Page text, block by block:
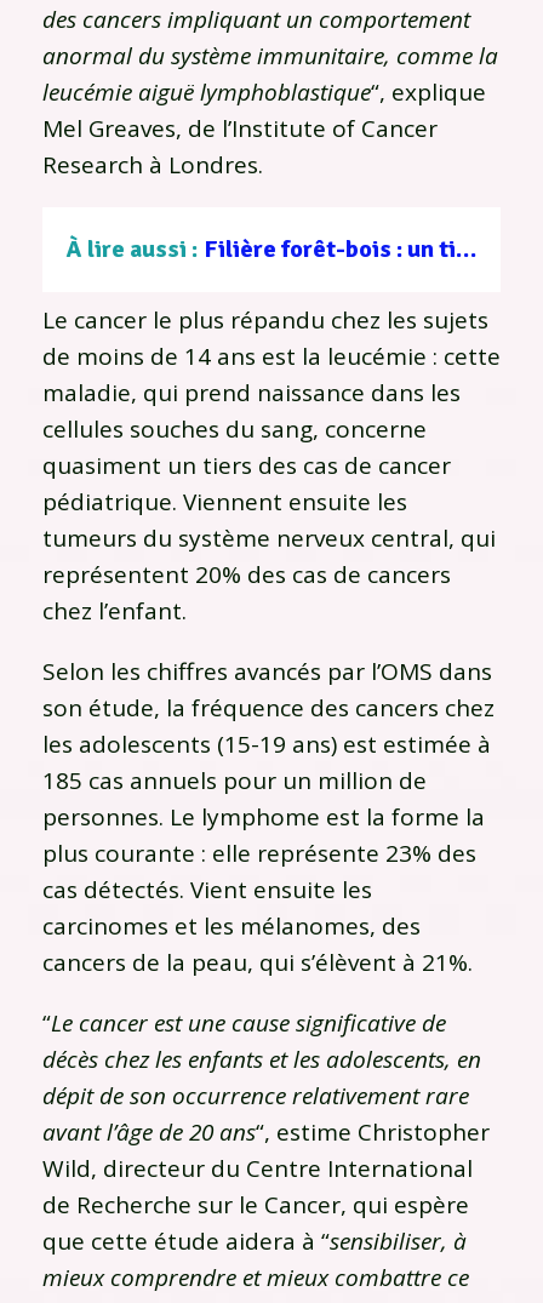
des cancers impliquant un comportement
anormal du système immunitaire, comme la
leucémie aiguë lymphoblastique“, explique
Mel Greaves, de l’Institute of Cancer
Research à Londres.
À lire aussi : Filière forêt-bois : un tissu d’entreprises au service d’une gestion durable
Le cancer le plus répandu chez les sujets
de moins de 14 ans est la leucémie : cette
maladie, qui prend naissance dans les
cellules souches du sang, concerne
quasiment un tiers des cas de cancer
pédiatrique. Viennent ensuite les
tumeurs du système nerveux central, qui
représentent 20% des cas de cancers
chez l’enfant.
Selon les chiffres avancés par l’OMS dans
son étude, la fréquence des cancers chez
les adolescents (15-19 ans) est estimée à
185 cas annuels pour un million de
personnes. Le lymphome est la forme la
plus courante : elle représente 23% des
cas détectés. Vient ensuite les
carcinomes et les mélanomes, des
cancers de la peau, qui s’élèvent à 21%.
“Le cancer est une cause significative de
décès chez les enfants et les adolescents, en
dépit de son occurrence relativement rare
avant l’âge de 20 ans“, estime Christopher
Wild, directeur du Centre International
de Recherche sur le Cancer, qui espère
que cette étude aidera à “sensibiliser, à
mieux comprendre et mieux combattre ce